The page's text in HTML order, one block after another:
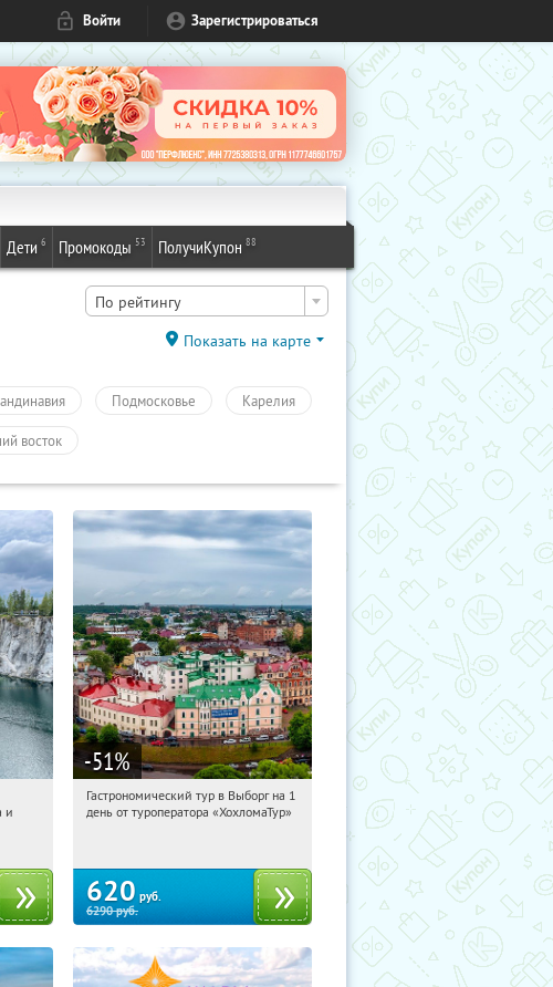
Войти Зарегистрироваться
Дети 6 Промокоды 53 ПолучиКупон 88
По рейтингу
Показать на карте
Подмосковье Карелия
восток
и
-51%
20:37:04 Купили:5
Гастрономический тур в Выборг на 1
день от туроператора «ХохломаТур»
620 руб.
6290руб.